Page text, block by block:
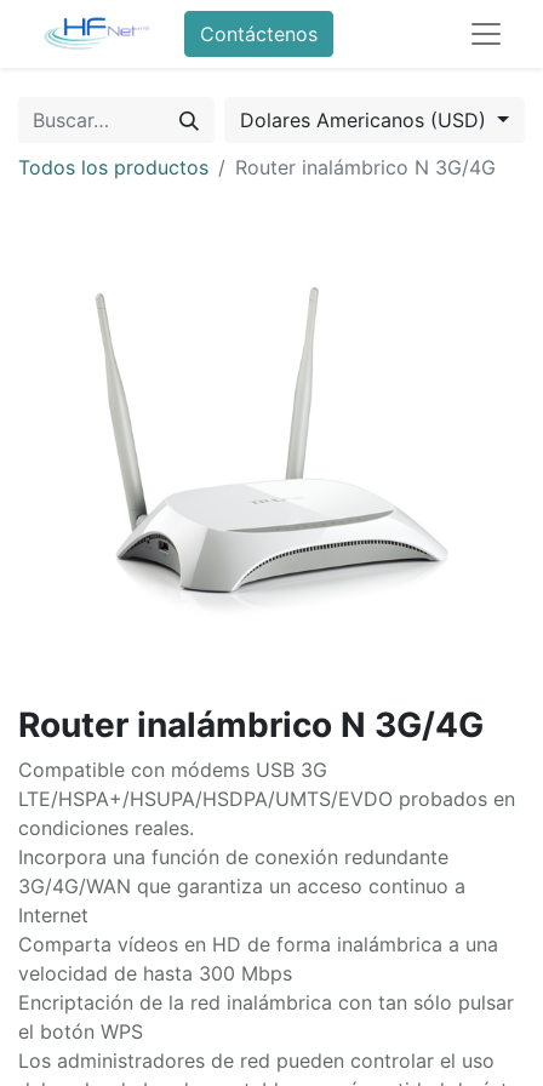
Contáctenos
Dolares Americanos (USD)
Todos los productos
Router inalámbrico N 3G/4G
Router inalámbrico N 3G/4G
Compatible con módems USB 3G
LTE/HSPA+/HSUPA/HSDPA/UMTS/EVDO probados en
condiciones reales.
Incorpora una función de conexión redundante
3G/4G/WAN que garantiza un acceso continuo a
Internet
Comparta vídeos en HD de forma inalámbrica a una
velocidad de hasta 300 Mbps
Encriptación de la red inalámbrica con tan sólo pulsar
el botón WPS
Los administradores de red pueden controlar el uso